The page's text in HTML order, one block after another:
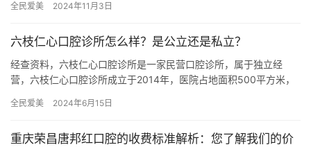
价格也…
全民爱美 2024年11月3日
六枝仁心口腔诊所怎么样？是公立还是私立？
经查资料，六枝仁心口腔诊所是一家民营口腔诊所，属于独立经
营，六枝仁心口腔诊所成立于2014年，医院占地面积500平方米，
美…
全民爱美 2024年6月15日
重庆荣昌唐邦红口腔的收费标准解析：您了解我们的价